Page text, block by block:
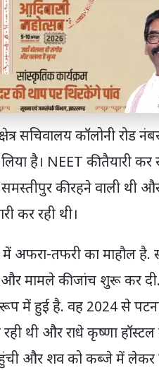
सचिवालय कॉलोनी रोड
है। NEET की तैयारी कर
की रहने वाली थी
कर रही थी।
अफरा-तफरी का माहौल है.
मामले की जांच शुरू कर
रूप में हुई है. वह 2024 से
रही थी और राधे कृष्णा
और शव को कब्जे में लेकर